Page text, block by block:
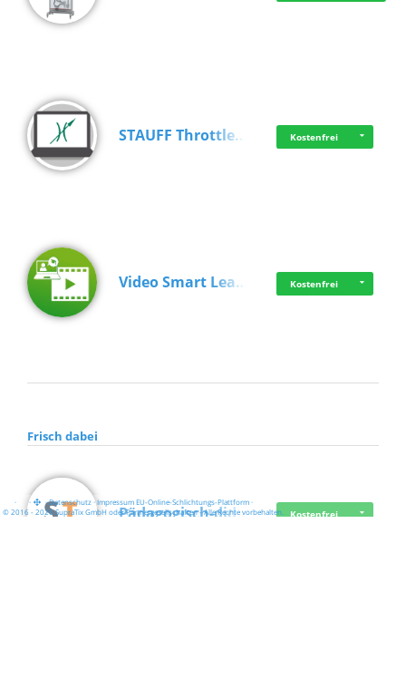
STAUFF Throttle… Kostenfrei
Video Smart Lea… Kostenfrei
Frisch dabei
Pädagogisch-did… Kostenfrei
· · ·Datenschutz·Impressum EU-Online-Schlichtungs-Plattform·
© 2016 - 2026 SupraTix GmbH oder Partnergesellschaften - Alle Rechte vorbehalten.